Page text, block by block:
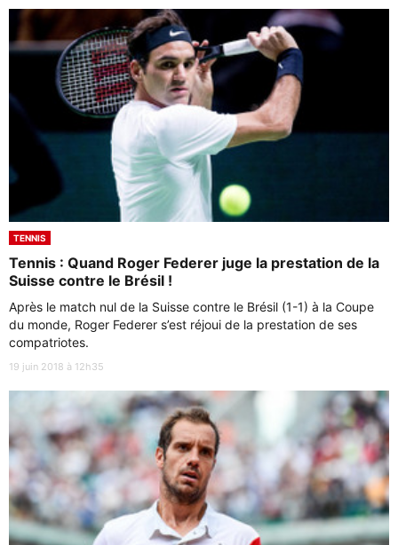
TENNIS
Tennis : Quand Roger Federer juge la prestation de la
Suisse contre le Brésil !
Après le match nul de la Suisse contre le Brésil (1-1) à la Coupe
du monde, Roger Federer s’est réjoui de la prestation de ses
compatriotes.
19 juin 2018 à 12h35